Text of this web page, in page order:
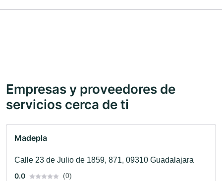
Empresas y proveedores de
servicios cerca de ti
Madepla
Calle 23 de Julio de 1859, 871, 09310 Guadalajara
0.0
(0)